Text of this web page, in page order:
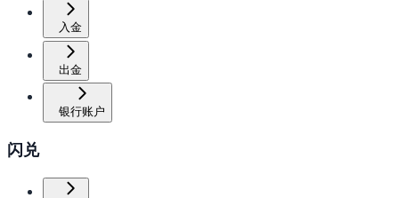
入金
出金
银行账户
闪兑